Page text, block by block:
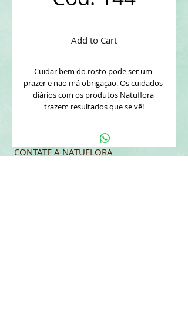
Add to Cart
Cuidar bem do rosto pode ser um
prazer e não má obrigação. Os cuidados
diários com os produtos Natuflora
trazem resultados que se vê!
CONTATE A NATUFLORA